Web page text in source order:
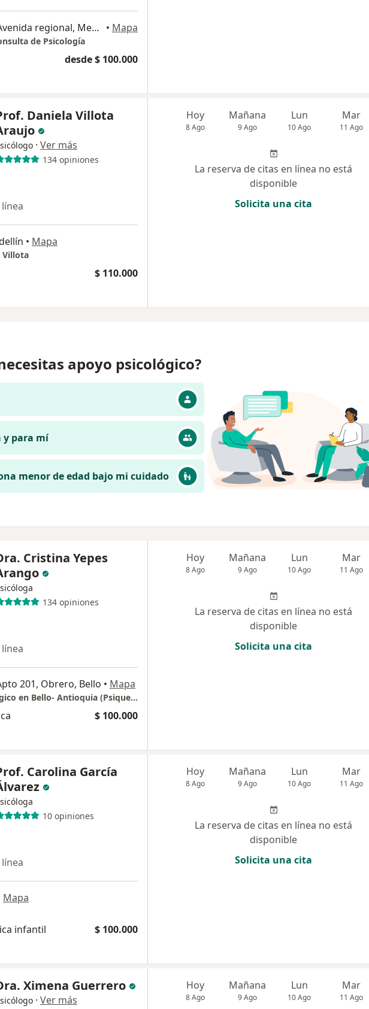
Calle 110 # 63A 8 Avenida regional, Medellín • Mapa
de Psicología
desde $ 100.000
Daniela Villota
· Ver más
134 opiniones
línea
• Mapa
Villota
$ 110.000
Hoy
8 Ago
Mañana
9 Ago
Lun
10 Ago
Mar
11 Ago
La reserva de citas en línea no está
disponible
Solicita una cita
apoyo psicológico?
y para mí
menor de edad bajo mi cuidado
Cristina Yepes
134 opiniones
línea
201, Obrero, Bello • Mapa
Consultorio Psicológico en Bello- Antioquia (Psiqueracional)
$ 100.000
Hoy
8 Ago
Mañana
9 Ago
Lun
10 Ago
Mar
11 Ago
La reserva de citas en línea no está
disponible
Solicita una cita
Carolina García
10 opiniones
línea
Mapa
infantil $ 100.000
Hoy
8 Ago
Mañana
9 Ago
Lun
10 Ago
Mar
11 Ago
La reserva de citas en línea no está
disponible
Solicita una cita
Ximena Guerrero
· Ver más
Hoy
8 Ago
Mañana
9 Ago
Lun
10 Ago
Mar
11 Ago